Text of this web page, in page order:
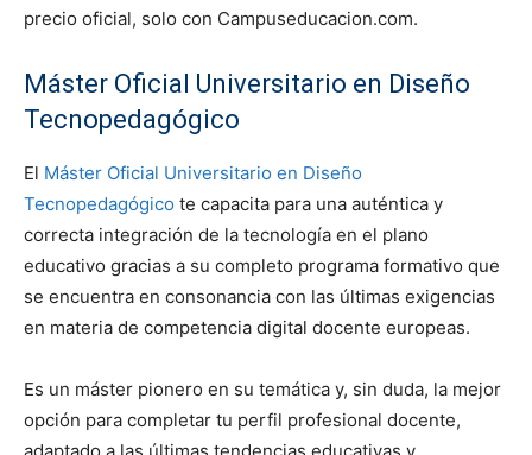
precio oficial, solo con Campuseducacion.com.
Máster Oficial Universitario en Diseño
Tecnopedagógico
El Máster Oficial Universitario en Diseño
Tecnopedagógico te capacita para una auténtica y
correcta integración de la tecnología en el plano
educativo gracias a su completo programa formativo que
se encuentra en consonancia con las últimas exigencias
en materia de competencia digital docente europeas.
Es un máster pionero en su temática y, sin duda, la mejor
opción para completar tu perfil profesional docente,
adaptado a las últimas tendencias educativas y